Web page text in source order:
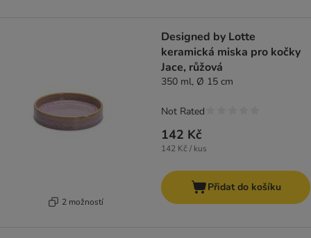
2 možností
Designed by Lotte
keramická miska pro kočky
Jace, růžová
350 ml, Ø 15 cm
142 Kč
142 Kč / kus
Not Rated
Přidat do košíku